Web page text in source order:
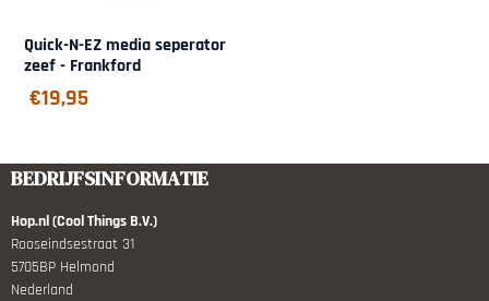
Quick-N-EZ media seperator
zeef - Frankford
€19,95
BEDRIJFSINFORMATIE
Hop.nl (Cool Things B.V.)
Rooseindsestraat 31
5705BP Helmond
Nederland